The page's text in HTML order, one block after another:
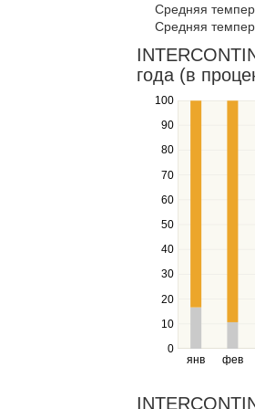
through
items
in
a
series.
Средняя
Средняя
года (в
янв фев
0
10
20
30
40
50
60
70
80
90
100
Use
the
and
down
to
navigate
series.
Use
the
and
right
navigate